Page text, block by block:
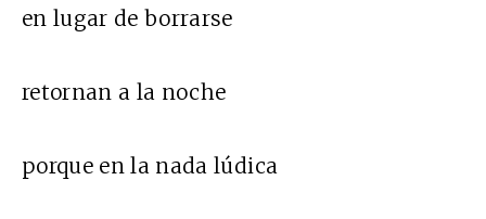
en lugar de borrarse
retornan a la noche
porque en la nada lúdica